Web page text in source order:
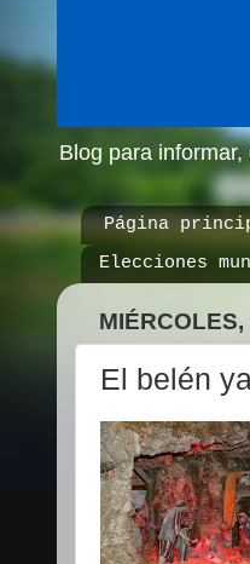
Blog para
Página
Elecciones
El belén